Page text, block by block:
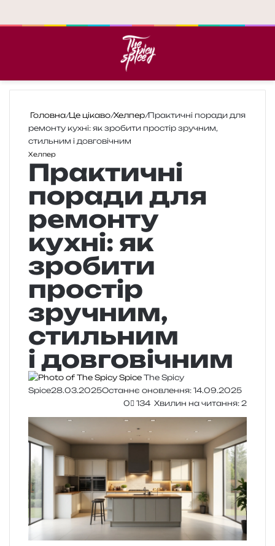
Головна/Це цікаво/Хелпер/Практичні поради для
ремонту кухні: як зробити простір зручним,
стильним і довговічним
Хелпер
Практичні
поради для
ремонту
кухні: як
зробити
простір
зручним,
стильним
і довговічним
The Spicy
Spice28.03.2025Останнє оновлення: 14.09.2025
0
134 Хвилин на читання: 2